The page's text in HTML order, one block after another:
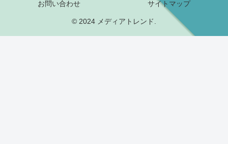
お問い合わせ
サイトマップ
© 2024 メディアトレンド.